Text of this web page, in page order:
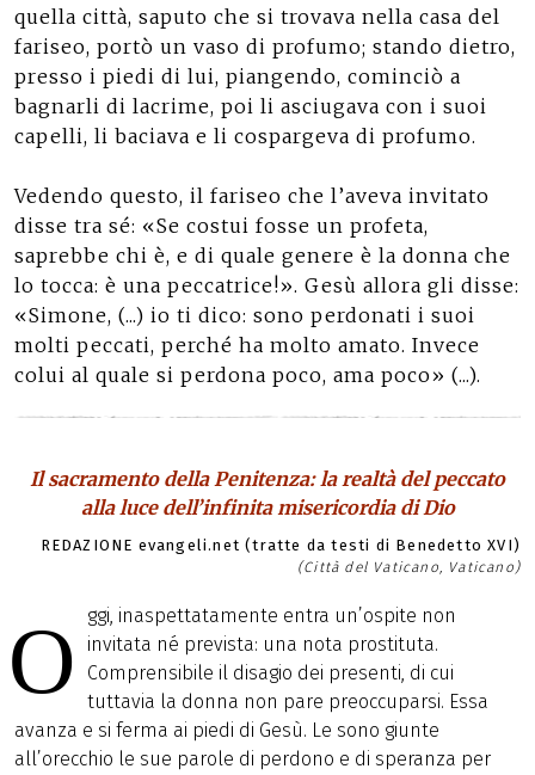
quella città, saputo che si trovava nella casa del
fariseo, portò un vaso di profumo; stando dietro,
presso i piedi di lui, piangendo, cominciò a
bagnarli di lacrime, poi li asciugava con i suoi
capelli, li baciava e li cospargeva di profumo.
Vedendo questo, il fariseo che l’aveva invitato
disse tra sé: «Se costui fosse un profeta,
saprebbe chi è, e di quale genere è la donna che
lo tocca: è una peccatrice!». Gesù allora gli disse:
«Simone, (...) io ti dico: sono perdonati i suoi
molti peccati, perché ha molto amato. Invece
colui al quale si perdona poco, ama poco» (...).
Il sacramento della Penitenza: la realtà del peccato
alla luce dell’infinita misericordia di Dio
REDAZIONE evangeli.net (tratte da testi di Benedetto XVI)
(Città del Vaticano, Vaticano)
O
ggi, inaspettatamente entra un’ospite non
invitata né prevista: una nota prostituta.
Comprensibile il disagio dei presenti, di cui
tuttavia la donna non pare preoccuparsi. Essa
avanza e si ferma ai piedi di Gesù. Le sono giunte
all’orecchio le sue parole di perdono e di speranza per